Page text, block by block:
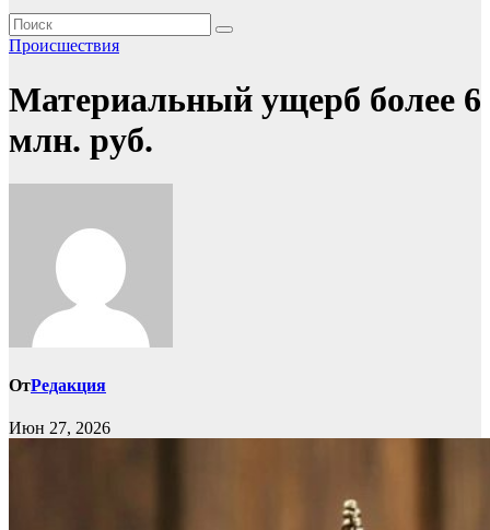
Происшествия
Материальный ущерб более 6
млн. руб.
ОтРедакция
Июн 27, 2026